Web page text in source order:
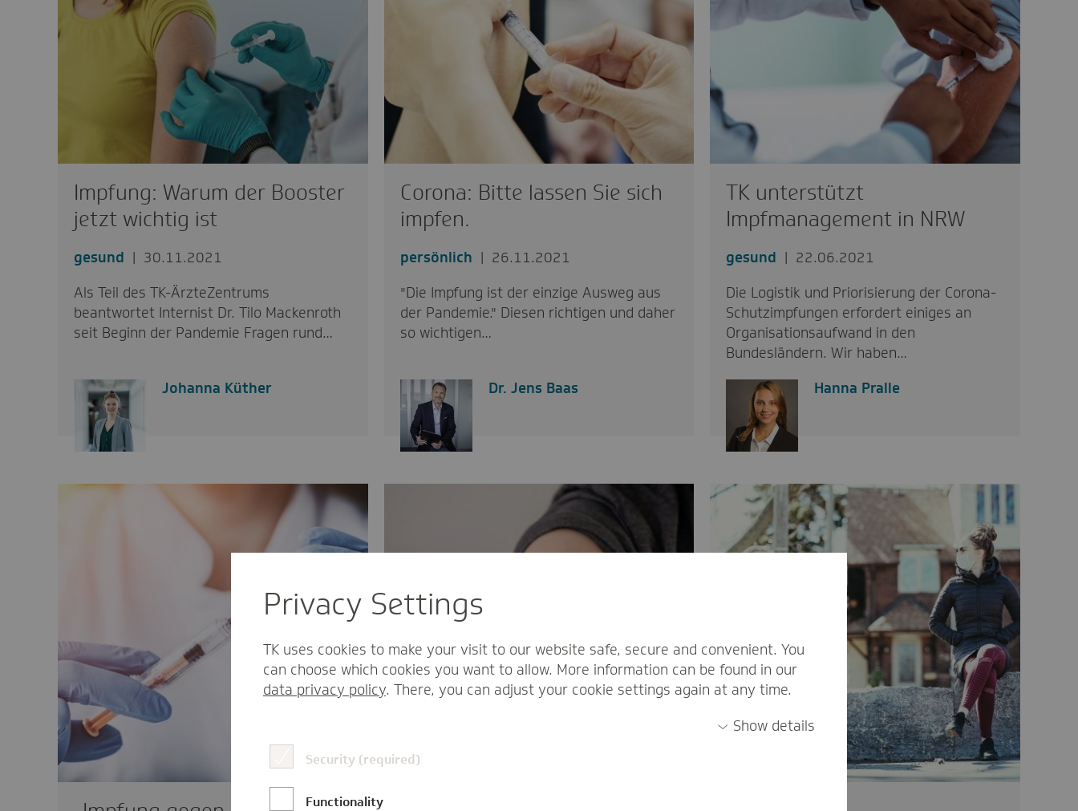
Impfung: Warum der Booster
jetzt wichtig ist
gesund
30.11.2021
Als Teil des TK-ÄrzteZentrums
beantwortet Internist Dr. Tilo Mackenroth
seit Beginn der Pandemie Fragen rund…
Johanna Küther
Corona: Bitte lassen Sie sich
impfen.
persönlich
26.11.2021
"Die Impfung ist der einzige Ausweg aus
der Pandemie." Diesen richtigen und daher
so wichtigen…
Dr. Jens Baas
TK unterstützt
Impfmanagement in NRW
gesund
22.06.2021
Die Logistik und Priorisierung der Corona-
Schutzimpfungen erfordert einiges an
Organisationsaufwand in den
Bundesländern. Wir haben…
Hanna Pralle
Privacy Settings
TK uses cookies to make your visit to our website safe, secure and convenient. You
can choose which cookies you want to allow. More information can be found in our
data privacy policy. There, you can adjust your cookie settings again at any time.
Show details
Security (required)
Functionality